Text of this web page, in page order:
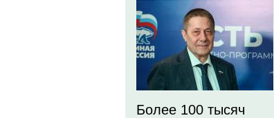
Более 100 тысяч